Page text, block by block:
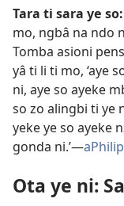
Tara ti sara ye so:
mo, ngbâ na ndo
Tomba asioni
yâ ti li ti mo, ‘aye
ni, aye so ayeke
so zo alingbi ti ye
yeke ye so ayeke
gonda ni.’—
Ota ye ni: